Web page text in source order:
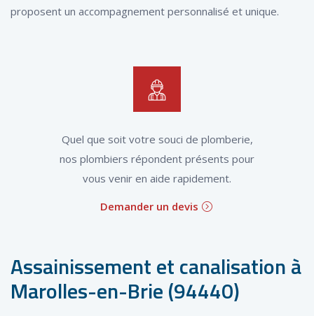
proposent un accompagnement personnalisé et unique.
Quel que soit votre souci de plomberie,
nos plombiers répondent présents pour
vous venir en aide rapidement.
Demander un devis
Assainissement et canalisation à
Marolles-en-Brie (94440)